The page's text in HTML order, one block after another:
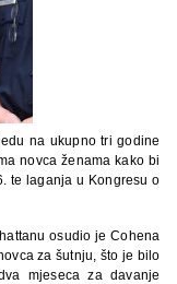
na ukupno tri godine
novca ženama kako bi
te laganja u Kongresu o
osudio je Cohena
za šutnju, što je bilo
mjeseca za davanje